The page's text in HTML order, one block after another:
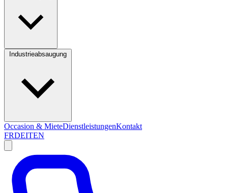
Occasion & MieteDienstleistungenKontakt
FRDEITEN